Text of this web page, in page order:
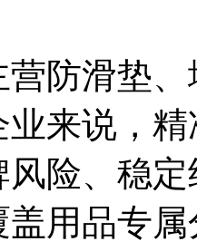
滑垫、
业来说，
风险、稳
用品专